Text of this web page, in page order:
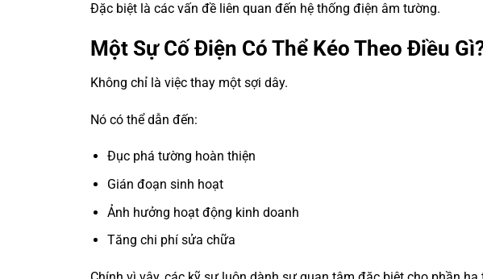
Đặc biệt là các vấn đề liên quan đến hệ thống điện âm tường.
Một Sự Cố Điện Có Thể Kéo Theo Điều
Không chỉ là việc thay một sợi dây.
Nó có thể dẫn đến:
Đục phá tường hoàn thiện
Gián đoạn sinh hoạt
Ảnh hưởng hoạt động kinh doanh
Tăng chi phí sửa chữa